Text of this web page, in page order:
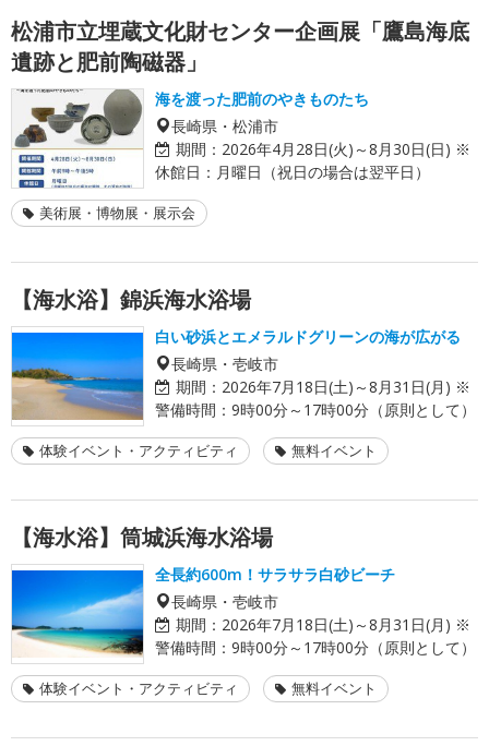
松浦市立埋蔵文化財センター企画展「鷹島海底
遺跡と肥前陶磁器」
海を渡った肥前のやきものたち
長崎県・松浦市
期間： 2026年4月28日(火)～8月30日(日) ※
休館日：月曜日（祝日の場合は翌平日）
美術展・博物展・展示会
【海水浴】錦浜海水浴場
白い砂浜とエメラルドグリーンの海が広がる
長崎県・壱岐市
期間： 2026年7月18日(土)～8月31日(月) ※
警備時間：9時00分～17時00分（原則として）
体験イベント・アクティビティ 無料イベント
【海水浴】筒城浜海水浴場
全長約600m！サラサラ白砂ビーチ
長崎県・壱岐市
期間： 2026年7月18日(土)～8月31日(月) ※
警備時間：9時00分～17時00分（原則として）
体験イベント・アクティビティ 無料イベント